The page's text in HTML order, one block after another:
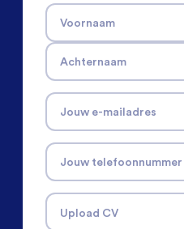
Voornaam
Achternaam
Jouw e-mailadres
Jouw telefoonnummer
Upload CV